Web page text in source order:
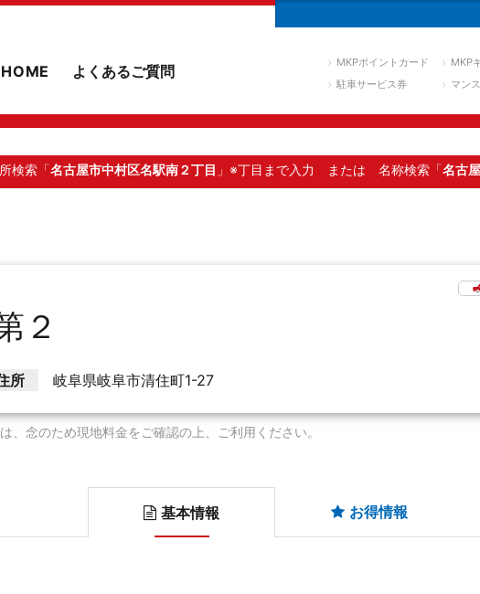
HOME よくあるご質問 MKPポイントカード
MKP
駐車サービス券
マン
検索「名古屋市中村区名駅南２丁目 」※丁目まで入力 または 名称検索「名古
２
所 岐阜県岐阜市清住町1-27
念のため現地料金をご確認の上、ご利用ください。
基本情報 お得情報